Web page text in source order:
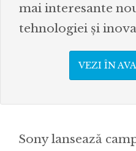
mai interesante
tehnologiei și
VEZI ÎN
Sony lansează